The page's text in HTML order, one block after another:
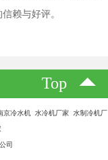
赖与好评。
Top
京冷水机 水冷机厂家 水制冷机厂
司